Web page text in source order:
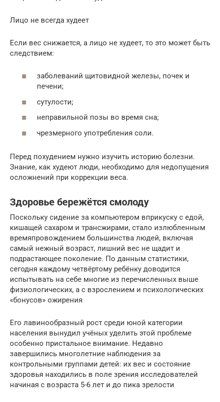
Лицо не всегда худеет
Если вес снижается, а лицо не худеет, то это может быть
следствием:
заболеваний щитовидной железы, почек и
печени;
сутулости;
неправильной позы во время сна;
чрезмерного употребления соли.
Перед похудением нужно изучить историю болезни.
Знание, как худеют люди, необходимо для недопущения
осложнений при коррекции веса.
Здоровье бережётся смолоду
Поскольку сидение за компьютером вприкуску с едой,
кишащей сахаром и трансжирами, стало излюбленным
времяпровождением большинства людей, включая
самый нежный возраст, лишний вес не щадит и
подрастающее поколение. По данным статистики,
сегодня каждому четвёртому ребёнку доводится
испытывать на себе многие из перечисленных выше
физиологических, а с взрослением и психологических
«бонусов» ожирения
Его лавинообразный рост среди юной категории
населения вынудил учёных уделить этой проблеме
особенно пристальное внимание. Недавно
завершились многолетние наблюдения за
контрольными группами детей: их вес и состояние
здоровья находились в поле зрения исследователей
начиная с возраста 5-6 лет и до пика зрелости